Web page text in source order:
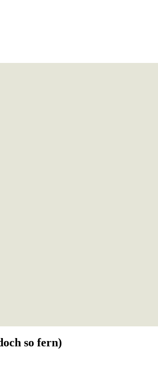
so fern)